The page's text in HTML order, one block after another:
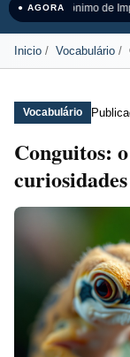
● AGORASinônimo de
Inicio Vocabulário
Vocabulário
Conguitos:
curiosidades